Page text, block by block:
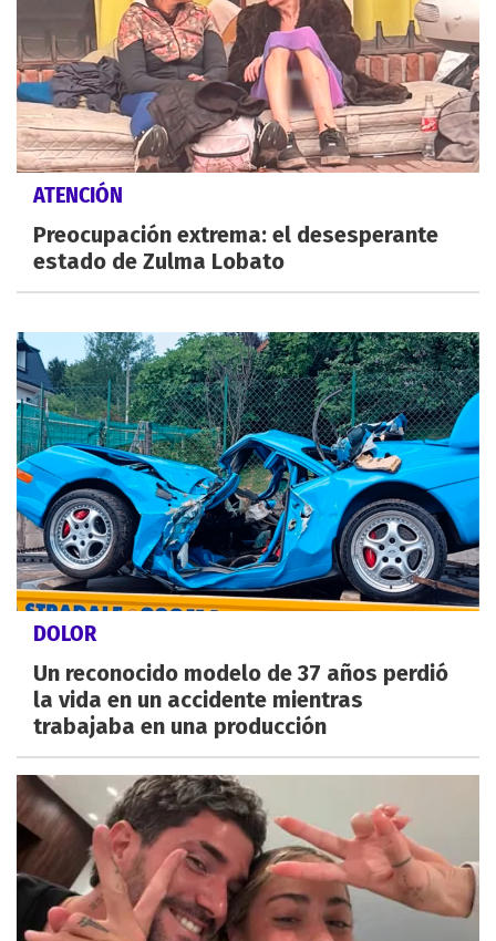
ATENCIÓN
Preocupación extrema: el desesperante
estado de Zulma Lobato
DOLOR
Un reconocido modelo de 37 años perdió
la vida en un accidente mientras
trabajaba en una producción